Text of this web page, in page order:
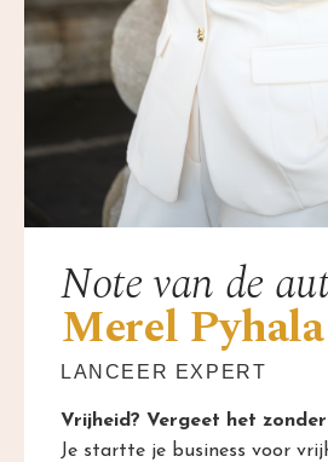
Note van de
Merel Pyhala
LANCEER EXPERT
Vrijheid? Vergeet het
Je startte je business voor